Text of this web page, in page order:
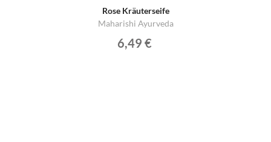
Rose Kräuterseife
Maharishi Ayurveda
6,49 €